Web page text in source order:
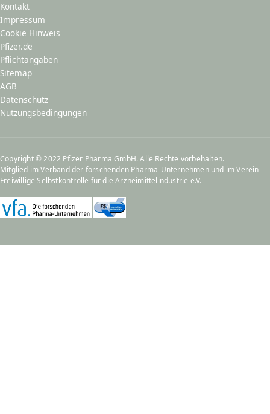
Kontakt
Impressum
Cookie Hinweis
Pfizer.de
Pflichtangaben
Sitemap
AGB
Datenschutz
Nutzungsbedingungen
Copyright © 2022 Pfizer Pharma GmbH. Alle Rechte vorbehalten.
Mitglied imVerband der forschenden Pharma-Unternehmenund imVerein
Freiwillige Selbstkontrolle für die Arzneimittelindustrie e.V.